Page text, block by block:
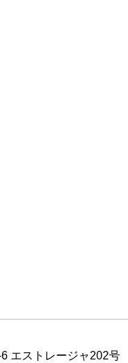
エストレージャ202号